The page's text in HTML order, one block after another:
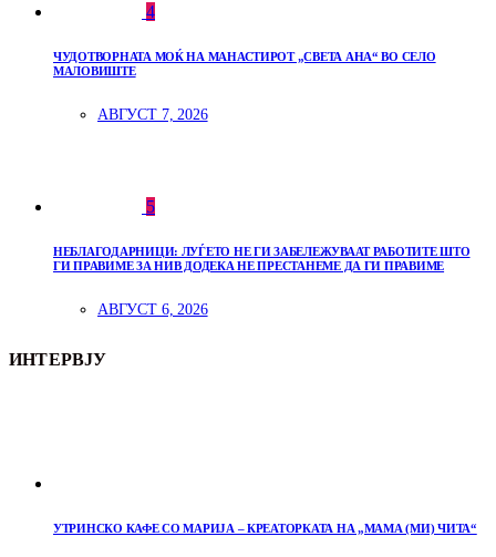
4
ЧУДОТВОРНАТА МОЌ НА МАНАСТИРОТ „СВЕТА АНА“ ВО СЕЛО
МАЛОВИШТЕ
АВГУСТ 7, 2026
5
НЕБЛАГОДАРНИЦИ: ЛУЃЕТО НЕ ГИ ЗАБЕЛЕЖУВААТ РАБОТИТЕ ШТО
ГИ ПРАВИМЕ ЗА НИВ ДОДЕКА НЕ ПРЕСТАНЕМЕ ДА ГИ ПРАВИМЕ
АВГУСТ 6, 2026
ИНТЕРВЈУ
УТРИНСКО КАФЕ СО МАРИЈА – КРЕАТОРКАТА НА „МАМА (МИ) ЧИТА“